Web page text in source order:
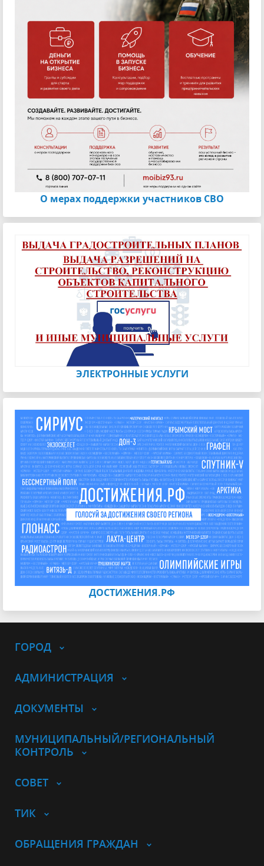
О мерах поддержки участников СВО
ЭЛЕКТРОННЫЕ УСЛУГИ
ДОСТИЖЕНИЯ.РФ
ГОРОД
АДМИНИСТРАЦИЯ
ДОКУМЕНТЫ
МУНИЦИПАЛЬНЫЙ/РЕГИОНАЛЬНЫЙ
КОНТРОЛЬ
СОВЕТ
ТИК
ОБРАЩЕНИЯ ГРАЖДАН